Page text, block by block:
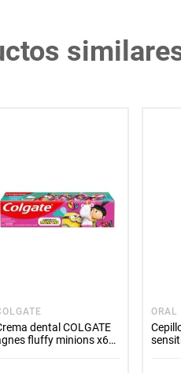
dental COLGATE
fluffy minions x60
ORAL